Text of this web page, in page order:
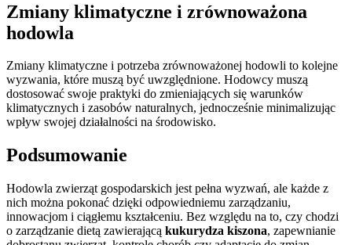
Zmiany klimatyczne i zrównoważona
hodowla
Zmiany klimatyczne i potrzeba zrównoważonej hodowli to kolejne
wyzwania, które muszą być uwzględnione. Hodowcy muszą
dostosować swoje praktyki do zmieniających się warunków
klimatycznych i zasobów naturalnych, jednocześnie minimalizując
wpływ swojej działalności na środowisko.
Podsumowanie
Hodowla zwierząt gospodarskich jest pełna wyzwań, ale każde z
nich można pokonać dzięki odpowiedniemu zarządzaniu,
innowacjom i ciągłemu kształceniu. Bez względu na to, czy chodzi
o zarządzanie dietą zawierającą kukurydza kiszona, zapewnianie